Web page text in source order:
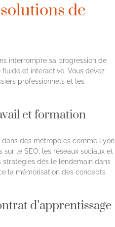
de
interrompre sa progression de
et interactive. Vous devez
professionnels et les
et formation
dans des métropoles comme Lyon
le SEO, les réseaux sociaux et
dès le lendemain dans
la mémorisation des concepts
d’apprentissage